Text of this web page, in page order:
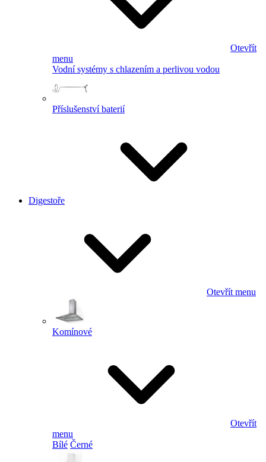
Otevřít
menu
Vodní systémy s chlazením a perlivou vodou
Příslušenství baterií
Digestoře
Otevřít menu
Komínové
Otevřít
menu
Bílé Černé